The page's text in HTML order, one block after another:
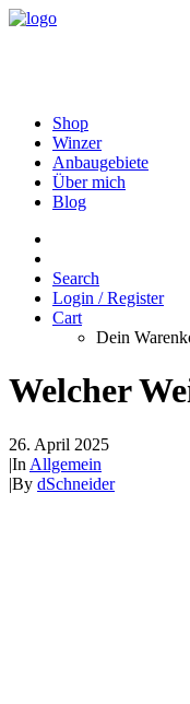
Shop
Winzer
Anbaugebiete
Über mich
Blog
Search
Login / Register
Cart
Dein
Welcher
26. April 2025
|In Allgemein
|By dSchneider